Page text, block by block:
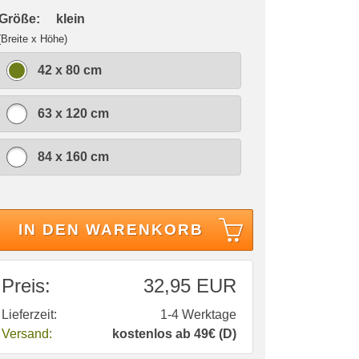
klein
x Höhe)
42 x 80 cm
63 x 120 cm
84 x 160 cm
IN DEN WARENKORB
Preis: 32,95 EUR
Lieferzeit:
1-4 Werktage
Versand:
kostenlos ab 49€ (D)